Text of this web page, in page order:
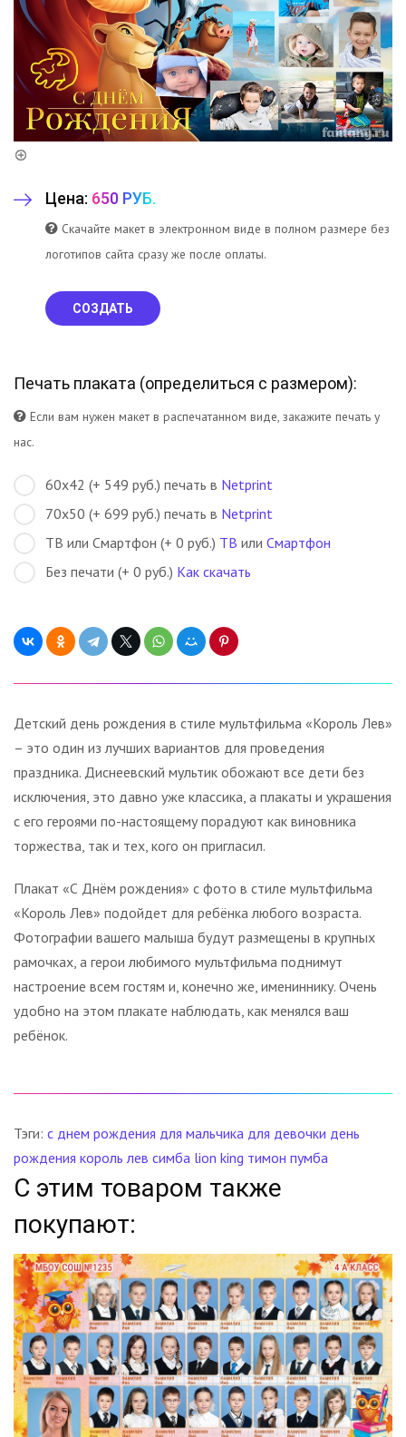
Цена: 650 РУБ.
Скачайте макет в электронном виде в полном размере без
логотипов сайта сразу же после оплаты.
СОЗДАТЬ
Печать плаката (определиться с размером):
Если вам нужен макет в распечатанном виде, закажите печать у
нас.
60х42 (+ 549 руб.) печать в Netprint
70х50 (+ 699 руб.) печать в Netprint
ТВ или Смартфон (+ 0 руб.) ТВ или Смартфон
Без печати (+ 0 руб.) Как скачать
Детский день рождения в стиле мультфильма «Король Лев»
– это один из лучших вариантов для проведения
праздника. Диснеевский мультик обожают все дети без
исключения, это давно уже классика, а плакаты и украшения
с его героями по-настоящему порадуют как виновника
торжества, так и тех, кого он пригласил.
Плакат «С Днём рождения» с фото в стиле мультфильма
«Король Лев» подойдет для ребёнка любого возраста.
Фотографии вашего малыша будут размещены в крупных
рамочках, а герои любимого мультфильма поднимут
настроение всем гостям и, конечно же, имениннику. Очень
удобно на этом плакате наблюдать, как менялся ваш
ребёнок.
Тэги: с днем рождения для мальчика для девочки день
рождения король лев симба lion king тимон пумба
С этим товаром также
покупают: